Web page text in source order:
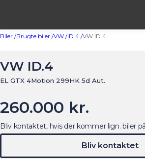
Biler /Brugte biler /VW /ID.4 /VW ID.4
VW ID.4
EL GTX 4Motion 299HK 5d Aut.
260.000 kr.
Bliv kontaktet, hvis der kommer lign. biler
Bliv kontaktet